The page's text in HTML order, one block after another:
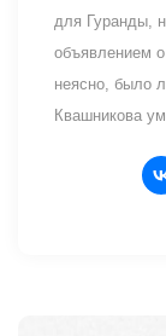
для Гуранды,
объявлением
неясно, было
Квашникова